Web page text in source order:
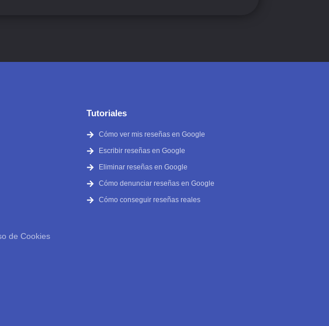
Tutoriales
Cómo ver mis reseñas en Google
Escribir reseñas en Google
Eliminar reseñas en Google
Cómo denunciar reseñas en Google
Cómo conseguir reseñas reales
de Cookies